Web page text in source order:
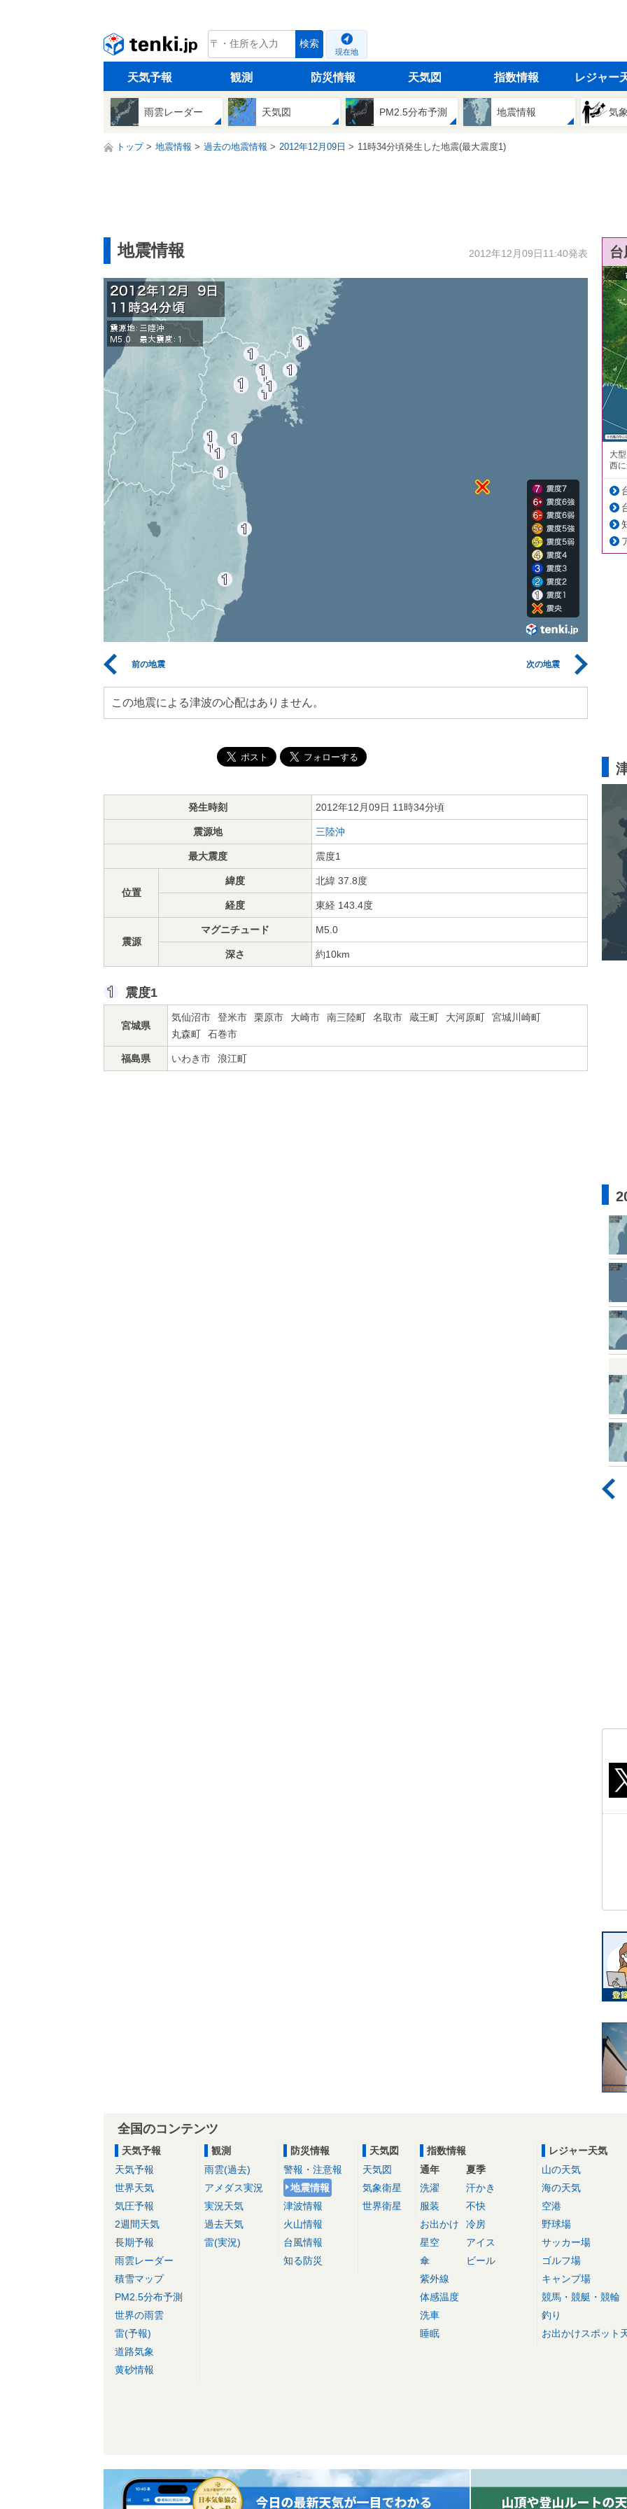
tenki.jp 検索
現在地
天気予報 観測 防災情報 天気図 指数情報 レジャー
雨雲レーダー 天気図 PM2.5分布予測 地震情報 気
トップ 地震情報 過去の地震情報 2012年12月09日 11時34分頃発生した地震(最大震度1)
地震情報 2012年12月09日11:40発表
前の地震 次の地震
この地震による津波の心配はありません。
発生時刻 2012年12月09日 11時34分頃
震源地 三陸沖
最大震度 震度1
位置
緯度 北緯 37.8度
経度 東経 143.4度
震源
マグニチュード M5.0
深さ 約10km
震度1
宮城県
気仙沼市 登米市 栗原市 大崎市 南三陸町 名取市 蔵王町 大河原町
宮城川崎町
丸森町
石巻市
福島県 いわき市 浪江町
大
西
全国のコンテンツ
天気予報
天気予報
世界天気
気圧予報
2週間天気
長期予報
雨雲レーダー
積雪マップ
PM2.5分布予測
世界の雨雲
雷(予報)
道路気象
黄砂情報
観測
雨雲(過去)
アメダス実況
実況天気
過去天気
雷(実況)
防災情報
警報・注意報
地震情報
津波情報
火山情報
台風情報
知る防災
天気図
天気図
気象衛星
世界衛星
指数情報
通年
洗濯
服装
お出かけ
星空
傘
紫外線
体感温度
洗車
睡眠
夏季
汗かき
不快
冷房
アイス
ビール
レジャー天気
山の天気
海の天気
空港
野球場
サッカー場
ゴルフ場
キャンプ場
競馬・競艇・競輪
釣り
お出かけスポット